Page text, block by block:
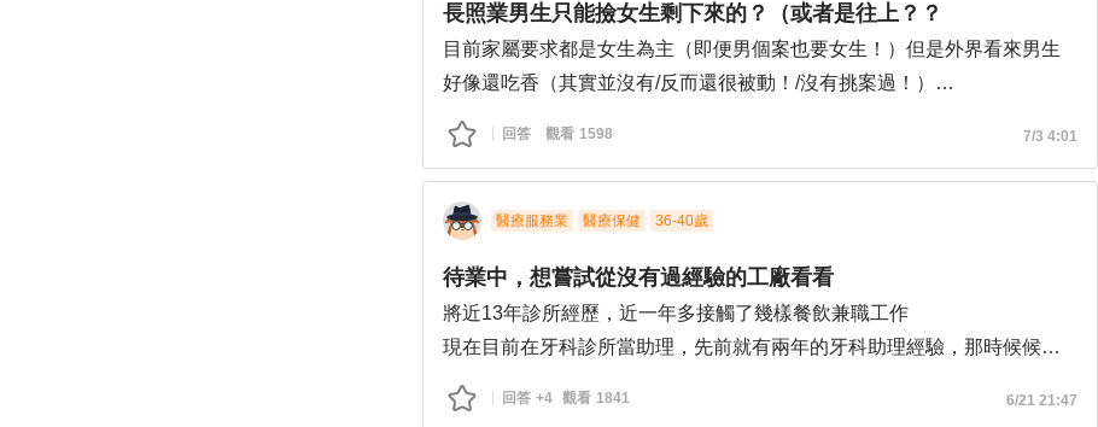
長照業男生只能撿女生剩下來的？（或者是往上？？
目前家屬要求都是女生為主（即便男個案也要女生！）但是外界看來男生
好像還吃香（其實並沒有/反而還很被動！/沒有挑案過！）
我覺得這行不應該讓家屬主動要求性別（同性別就可以了！？）
回答 觀看 1598 7/3 4:01
醫療服務業 醫療保健 36-40歲
待業中，想嘗試從沒有過經驗的工廠看看
將近13年診所經歷，近一年多接觸了幾樣餐飲兼職工作
現在目前在牙科診所當助理，先前就有兩年的牙科助理經驗，那時候候職
場上的同事都是老鳥，只有我一個新人，因為同事間的冷漠對待，排擠，
那時候也是覺得自己做得不是很好
回答 +4 觀看 1841 6/21 21:47